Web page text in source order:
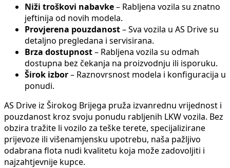
Niži troškovi nabavke– Rabljena vozila su znatno
jeftinija od novih modela.
Provjerena pouzdanost– Sva vozila u AS Drive su
detaljno pregledana i servisirana.
Brza dostupnost– Rabljena vozila su odmah
dostupna bez čekanja na proizvodnju ili isporuku.
Širok izbor– Raznovrsnost modela i konfiguracija u
ponudi.
AS Drive iz Širokog Brijega pruža izvanrednu vrijednost i
pouzdanost kroz svoju ponudu rabljenih LKW vozila. Bez
obzira tražite li vozilo za teške terete, specijalizirane
prijevoze ili višenamjensku upotrebu, naša pažljivo
odabrana flota nudi kvalitetu koja može zadovoljiti i
najzahtjevnije kupce.